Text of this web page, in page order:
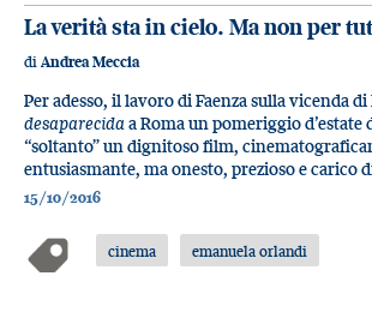
La verità sta in cielo. Ma non per
di Andrea Meccia
Per adesso, il lavoro di Faenza sulla vicenda
desaparecidaa Roma un pomeriggio d’estate
“soltanto” un dignitoso film,
entusiasmante, ma onesto, prezioso e carico
15/10/2016
cinema emanuela orlandi